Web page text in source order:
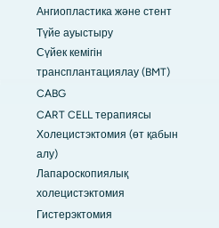
Ангиопластика және стент
Түйе ауыстыру
Сүйек кемігін
трансплантациялау (BMT)
CABG
CART CELL терапиясы
Холецистэктомия (өт қабын
алу)
Лапароскопиялық
холецистэктомия
Гистерэктомия